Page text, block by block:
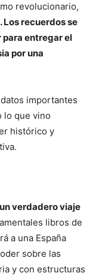
revolucionario,
. Los recuerdos se
entregar el
por una
importantes
lo que vino
histórico y
verdadero viaje
libros de
a una España
sobre las
y con estructuras